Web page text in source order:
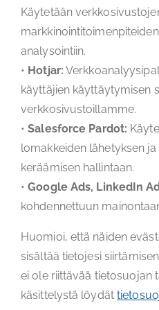
Käytetään
analysointiin.
• Hotjar:
käyttäjien käyttäytymisen
verkkosivustoillamme.
•Salesforce Pardot:
lomakkeiden lähetyksen
keräämisen hallintaan.
•Google Ads, LinkedIn
kohdennettuun
Huomioi, että näiden
sisältää tietojesi
ei ole riittävää tietosuojan
käsittelystä löydät